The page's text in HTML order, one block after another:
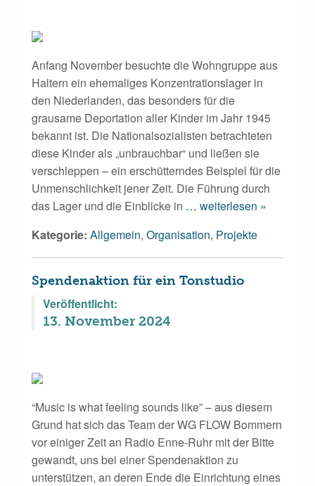
Anfang November besuchte die Wohngruppe aus
Haltern ein ehemaliges Konzentrationslager in
den Niederlanden, das besonders für die
grausame Deportation aller Kinder im Jahr 1945
bekannt ist. Die Nationalsozialisten betrachteten
diese Kinder als „unbrauchbar“ und ließen sie
verschleppen – ein erschütterndes Beispiel für die
Unmenschlichkeit jener Zeit. Die Führung durch
das Lager und die Einblicke in … weiterlesen »
Kategorie: Allgemein, Organisation, Projekte
Spendenaktion für ein Tonstudio
Veröffentlicht:
13. November 2024
“Music is what feeling sounds like” – aus diesem
Grund hat sich das Team der WG FLOW Bommern
vor einiger Zeit an Radio Enne-Ruhr mit der Bitte
gewandt, uns bei einer Spendenaktion zu
unterstützen, an deren Ende die Einrichtung eines